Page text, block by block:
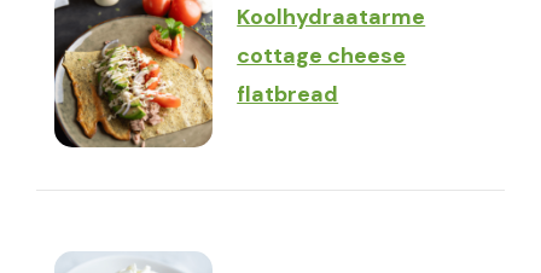
Koolhydraatarme
cottage cheese
flatbread